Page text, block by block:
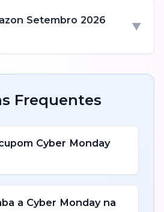
Setembro 2026
▼
Frequentes
Cyber Monday
a Cyber Mondayna